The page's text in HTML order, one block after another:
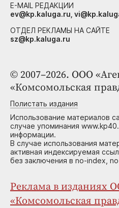
© 2007–2026. ООО
«Комсомольская
Полистать издания
Использование материалов
случае упоминания
информации.
В случае использования
активная индексируемая
без заключения в no-index,
Реклама в изданиях
«Комсомольская
E-MAIL РЕДАКЦИИ
ev@kp.kaluga.ru,
ОТДЕЛ РЕКЛАМЫ НА САЙТЕ
sz@kp.kaluga.ru